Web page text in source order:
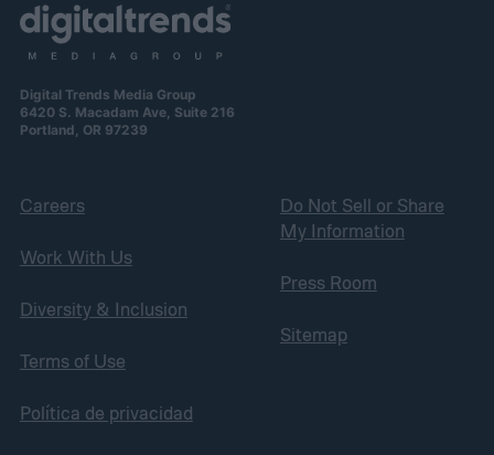
Digital Trends Media Group
6420 S. Macadam Ave, Suite 216
Portland, OR 97239
Careers
Work With Us
Diversity & Inclusion
Terms of Use
Política de privacidad
Do Not Sell or Share
My Information
Press Room
Sitemap